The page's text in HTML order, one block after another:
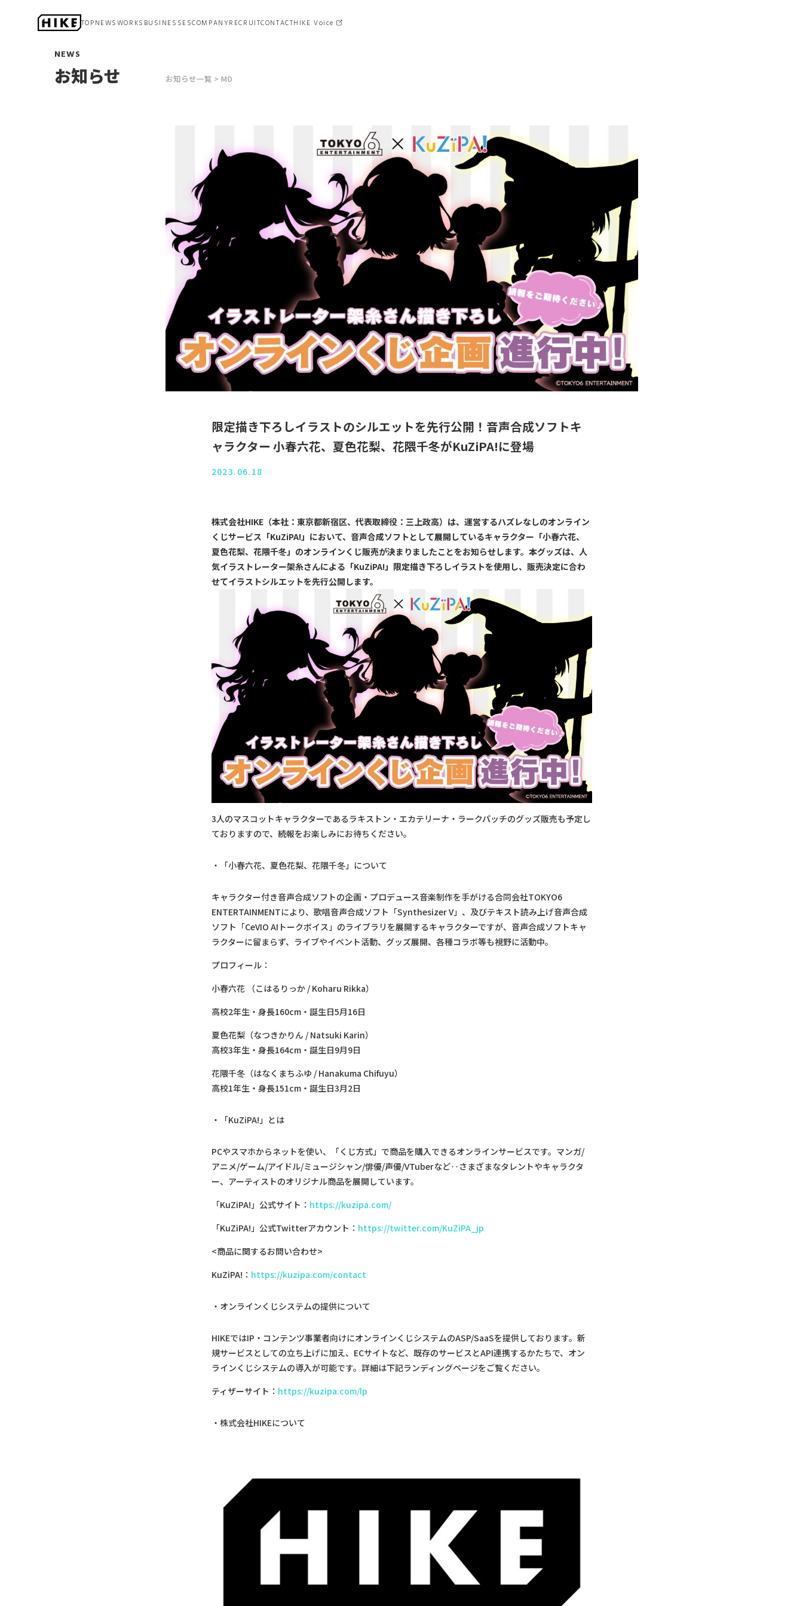
TOPNEWSWORKS BUSINESSES
ゲーム開発
COMPANYRECRUITCONTACTHIKE Voice
NEWS
お知らせ お知らせ一覧 MD
限定描き下ろしイラストのシルエットを先行公開！音声合成ソフトキ
ャラクター 小春六花、夏色花梨、花隈千冬がKuZiPA!に登場
2023.06.18
株式会社HIKE（本社：東京都新宿区、代表取締役：三上政高）は、運営するハズレなしのオンライン
くじサービス「KuZiPA!」において、音声合成ソフトとして展開しているキャラクター「小春六花、
夏色花梨、花隈千冬」のオンラインくじ販売が決まりましたことをお知らせします。本グッズは、人
気イラストレーター架糸さんによる「KuZiPA!」限定描き下ろしイラストを使用し、販売決定に合わ
せてイラストシルエットを先行公開します。
3人のマスコットキャラクターであるラキストン・エカテリーナ・ラークパッチのグッズ販売も予定し
ておりますので、続報をお楽しみにお待ちください。
「小春六花、夏色花梨、花隈千冬」について
キャラクター付き音声合成ソフトの企画・プロデュース音楽制作を手がける合同会社TOKYO6
ENTERTAINMENTにより、歌唱音声合成ソフト「Synthesizer V」、及びテキスト読み上げ音声合成
ソフト「CeVIO AIトークボイス」のライブラリを展開するキャラクターですが、音声合成ソフトキャ
ラクターに留まらず、ライブやイベント活動、グッズ展開、各種コラボ等も視野に活動中。
プロフィール：
小春六花 （こはるりっか / Koharu Rikka）
高校2年生・身長160cm・誕生日5月16日
夏色花梨（なつきかりん / Natsuki Karin）
高校3年生・身長164cm・誕生日9月9日
花隈千冬（はなくまちふゆ / Hanakuma Chifuyu）
高校1年生・身長151cm・誕生日3月2日
「KuZiPA!」とは
PCやスマホからネットを使い、「くじ方式」で商品を購入できるオンラインサービスです。マンガ/
アニメ/ゲーム/アイドル/ミュージシャン/俳優/声優/VTuberなど‥さまざまなタレントやキャラクタ
ー、アーティストのオリジナル商品を展開しています。
「KuZiPA!」公式サイト： https://kuzipa.com/
「KuZiPA!」公式Twitterアカウント： https://twitter.com/KuZiPA_jp
<商品に関するお問い合わせ>
KuZiPA!： https://kuzipa.com/contact
オンラインくじシステムの提供について
HIKEではIP・コンテンツ事業者向けにオンラインくじシステムのASP/SaaSを提供しております。新
規サービスとしての立ち上げに加え、ECサイトなど、既存のサービスとAPI連携するかたちで、オン
ラインくじシステムの導入が可能です。詳細は下記ランディングページをご覧ください。
ティザーサイト： https://kuzipa.com/lp
株式会社HIKEについて